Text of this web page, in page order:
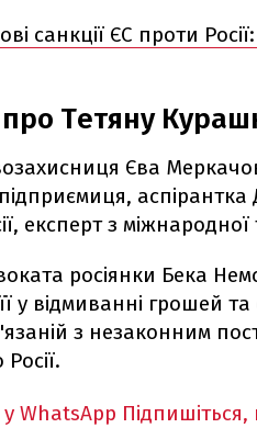
санкції ЄС проти
Тетяну
Єва
аспірантка
експерт з міжнародної
росіянки Бека
у відмиванні грошей та
з незаконним
WhatsApp